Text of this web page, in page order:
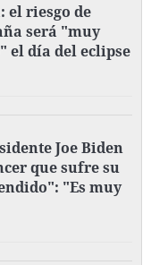
el riesgo de
será "muy
el día del eclipse
Joe Biden
que sufre su
"Es muy